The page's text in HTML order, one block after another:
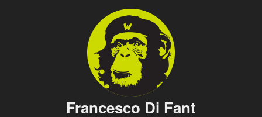
Francesco Di Fant